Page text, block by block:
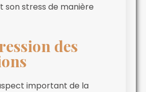
son stress de manière
des
important de la